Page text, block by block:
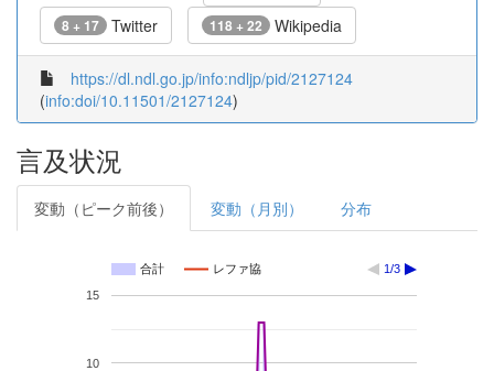
8 + 17 Twitter 118 + 22 Wikipedia
https://dl.ndl.go.jp/info:ndljp/pid/2127124
(info:doi/10.11501/2127124)
言及状況
変動（ピーク前後） 変動（月別） 分布
合計 レファ協 1/3
10
15